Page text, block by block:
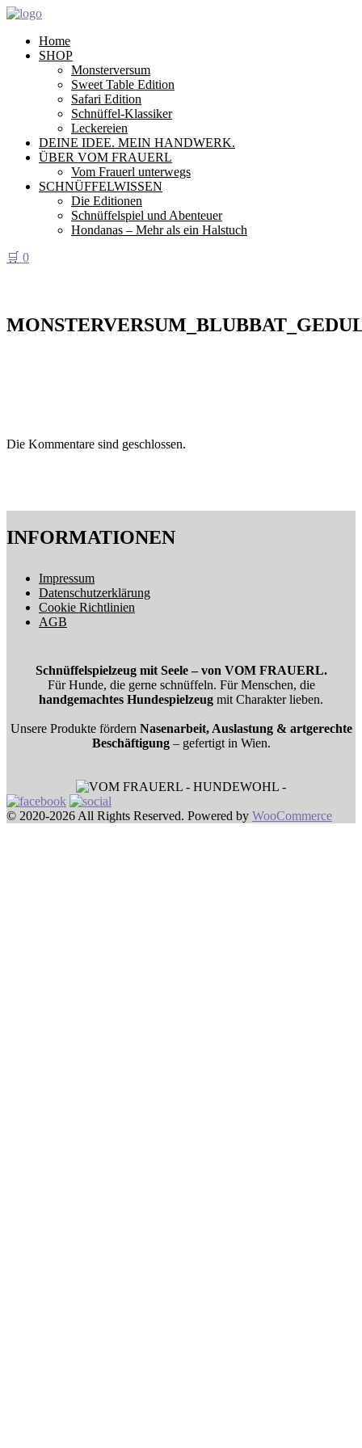
Home
SHOP
Monsterversum
Sweet Table Edition
Safari Edition
Schnüffel-Klassiker
Leckereien
DEINE IDEE. MEIN HANDWERK.
ÜBER VOM FRAUERL
Vom Frauerl unterwegs
SCHNÜFFELWISSEN
Die Editionen
Schnüffelspiel und Abenteuer
Hondanas – Mehr als ein Halstuch
🛒 0
Die Kommentare sind geschlossen.
INFORMATIONEN
Impressum
Datenschutzerklärung
Cookie Richtlinien
AGB
Schnüffelspielzeug mit Seele – von VOM FRAUERL.
Für Hunde, die gerne schnüffeln. Für Menschen, die
handgemachtes Hundespielzeug mit Charakter lieben.
Unsere Produkte fördern Nasenarbeit, Auslastung & artgerechte
Beschäftigung– gefertigt in Wien.
© 2020-2026 All Rights Reserved. Powered by WooCommerce